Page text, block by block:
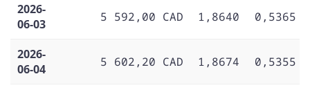
2026-
06-03
5 592,00 CAD 1,8640 0,5365
2026-
06-04
5 602,20 CAD 1,8674 0,5355